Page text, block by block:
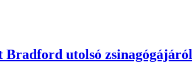
Bradford utolsó zsinagógájáról